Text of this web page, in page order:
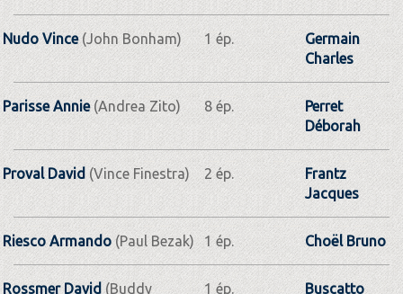
Nudo Vince(John Bonham) 1 ép.
Germain
Charles
Parisse Annie(Andrea Zito) 8 ép.
Perret
Déborah
Proval David (Vince Finestra) 2 ép.
Frantz
Jacques
Riesco Armando(Paul Bezak) 1 ép. Choël Bruno
Rossmer David (Buddy
1 ép.
Buscatto